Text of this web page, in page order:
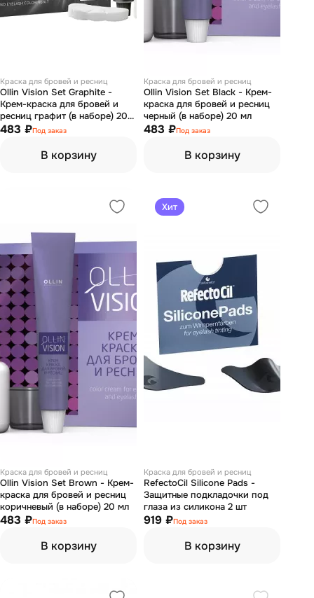
Краска для бровей и ресниц
Ollin Vision Set Graphite -
Крем-краска для бровей и
ресниц графит (в наборе) 20
мл
483 ₽Под заказ
В корзину
Краска для бровей и ресниц
Ollin Vision Set Black - Крем-
краска для бровей и ресниц
черный (в наборе) 20 мл
483 ₽Под заказ
В корзину
Краска для бровей и ресниц
Ollin Vision Set Brown - Крем-
краска для бровей и ресниц
коричневый (в наборе) 20 мл
483 ₽Под заказ
В корзину
Хит
Краска для бровей и ресниц
RefectoCil Silicone Pads -
Защитные подкладочки под
глаза из силикона 2 шт
919 ₽Под заказ
В корзину